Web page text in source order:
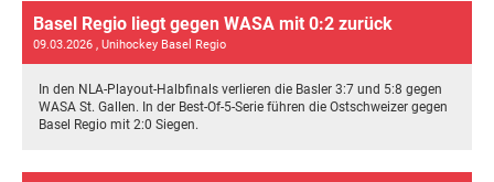
Basel Regio liegt gegen WASA mit 0:2 zurück
09.03.2026 , Unihockey Basel Regio
In den NLA-Playout-Halbfinals verlieren die Basler 3:7 und 5:8 gegen
WASA St. Gallen. In der Best-Of-5-Serie führen die Ostschweizer gegen
Basel Regio mit 2:0 Siegen.